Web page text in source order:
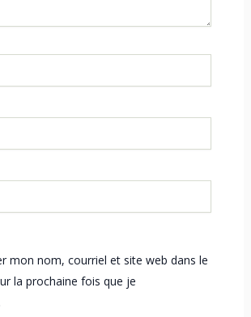
mon nom, courriel et site web dans le
la prochaine fois que je